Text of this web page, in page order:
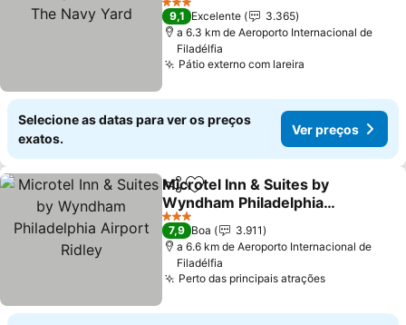
3 Estrelas
9,1 Excelente
3.365
a 6.3 km de Aeroporto Internacional de
Filadélfia
Pátio externo com lareira
Selecione as datas para ver os preços
exatos.
Ver preços
PartilharAdicionar aos favoritos
Microtel Inn & Suites by
Wyndham Philadelphia
Airport Ridley
3 Estrelas
7,9 Boa
3.911
a 6.6 km de Aeroporto Internacional de
Filadélfia
Perto das principais atrações